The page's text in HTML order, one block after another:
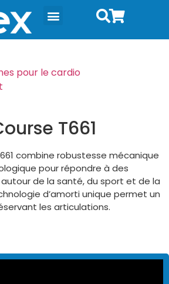
pour le cardio
T661
combine robustesse mécanique
pour répondre à des
de la santé, du sport et de la
d’amorti unique permet un
les articulations.